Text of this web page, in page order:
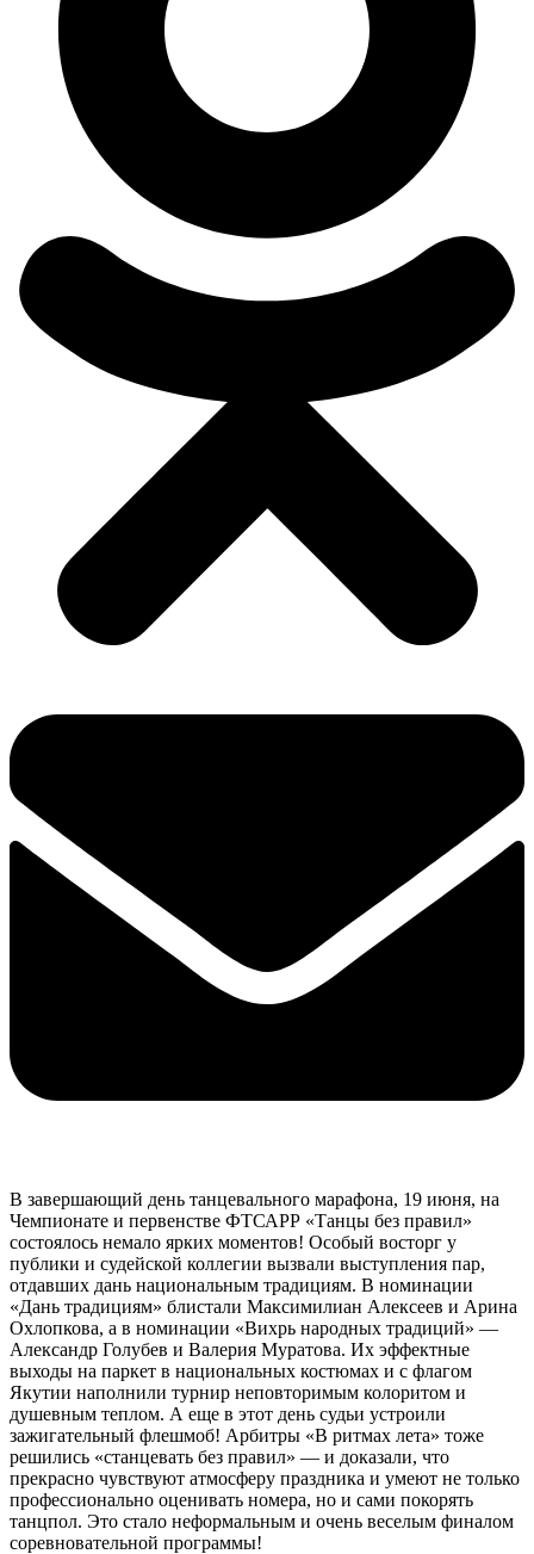
В завершающий день танцевального марафона, 19 июня, на
Чемпионате и первенстве ФТСАРР «Танцы без правил»
состоялось немало ярких моментов! Особый восторг у
публики и судейской коллегии вызвали выступления пар,
отдавших дань национальным традициям. В номинации
«Дань традициям» блистали Максимилиан Алексеев и Арина
Охлопкова, а в номинации «Вихрь народных традиций» —
Александр Голубев и Валерия Муратова. Их эффектные
выходы на паркет в национальных костюмах и с флагом
Якутии наполнили турнир неповторимым колоритом и
душевным теплом. А еще в этот день судьи устроили
зажигательный флешмоб! Арбитры «В ритмах лета» тоже
решились «станцевать без правил» — и доказали, что
прекрасно чувствуют атмосферу праздника и умеют не только
профессионально оценивать номера, но и сами покорять
танцпол. Это стало неформальным и очень веселым финалом
соревновательной программы!